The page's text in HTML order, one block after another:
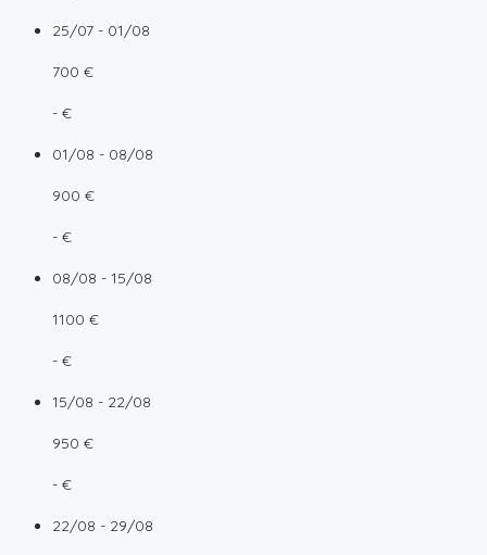
25/07 - 01/08
700 €
- €
01/08 - 08/08
900 €
- €
08/08 - 15/08
1100 €
- €
15/08 - 22/08
950 €
- €
22/08 - 29/08